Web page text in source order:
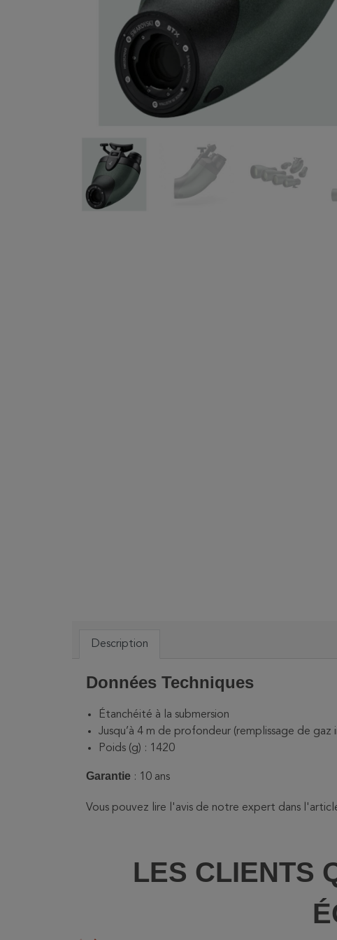
Description
Données Techniques
Étanchéité à la submersion
Jusqu’à 4 m de profondeur (remplissage de gaz
Poids (g) : 1420
Garantie : 10 ans
Vous pouvez lire l'avis de notre expert dans
LES CLIENTS